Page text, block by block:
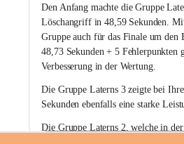
l
l
i
g
e
F
e
u
e
r
w
Den Anfang machte die Gruppe
Löschangriff in 48,59 Sekunden.
Gruppe auch für das Finale um
48,73 Sekunden + 5 Fehlerpunkten
Verbesserung in der Wertung.
Die Gruppe Laterns 3 zeigte bei
Sekunden ebenfalls eine starke
Die Gruppe Laterns 2, welche in